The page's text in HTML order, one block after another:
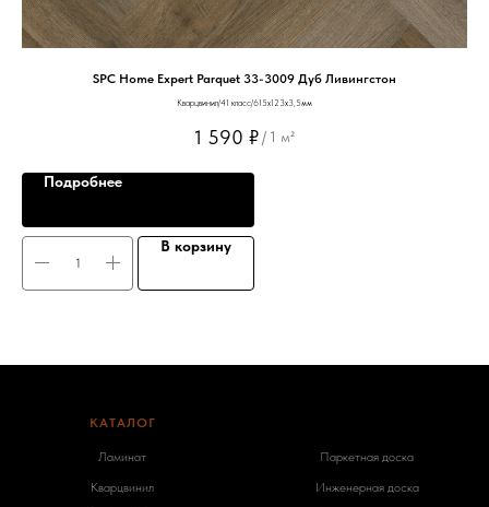
SPC Home Expert Parquet 33-3009 Дуб Ливингстон
Кварцвинил/41 класс/615х123х3,5мм
1 590 ₽/ 1 м²
Подробнее
В корзину
КАТАЛОГ
Ламинат
Кварцвинил
Паркетная доска
Инженерная доска